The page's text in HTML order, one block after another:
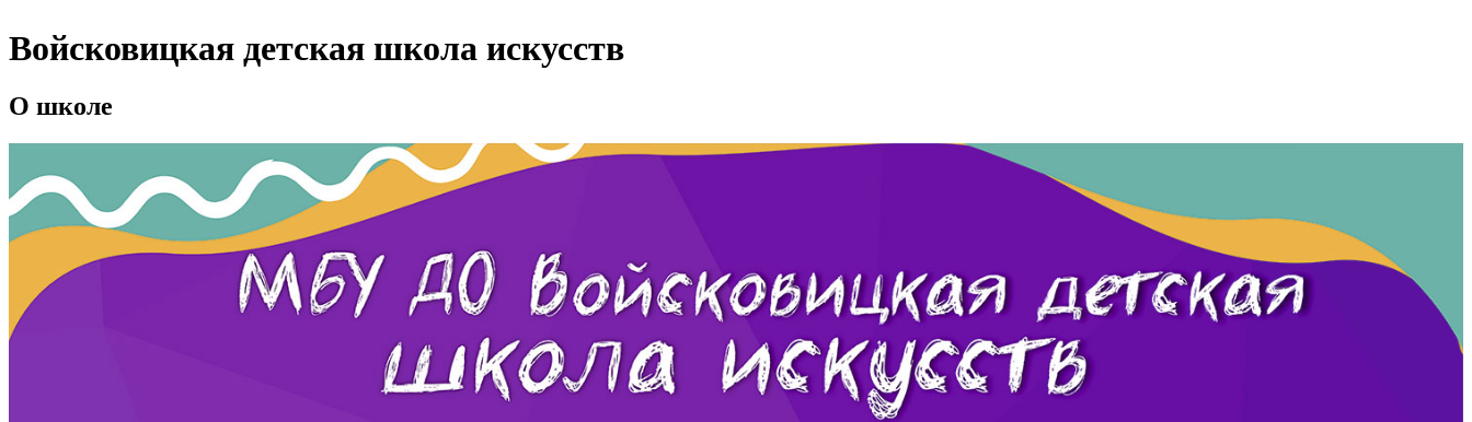
Войсковицкая детская школа искусств
О школе